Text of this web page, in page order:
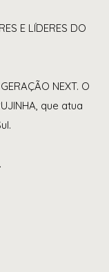
E LÍDERES DO
NEXT. O
que atua